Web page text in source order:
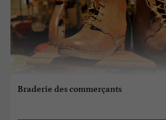
Braderie des commerçants